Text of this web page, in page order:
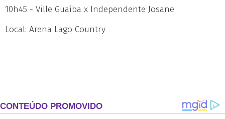
10h45 - Ville Guaíba x Independente Josane
Local: Arena Lago Country